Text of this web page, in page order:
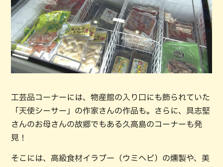
工芸品コーナーには、物産館の入り口にも飾られていた
「天使シーサー」の作家さんの作品も。さらに、具志堅
さんのお母さんの故郷でもある久高島のコーナーも発
見！
そこには、高級食材イラブー（ウミヘビ）の燻製や、美